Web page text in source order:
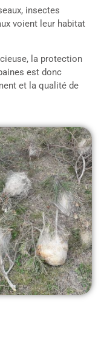
insectes
voient leur habitat
la protection
est donc
et la qualité de